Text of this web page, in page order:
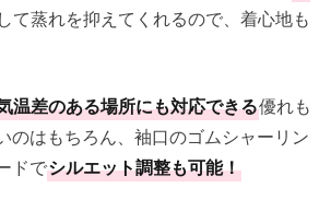
て蒸れを抑えてくれるので、着心地も
温差のある場所にも対応できる優れも
のはもちろん、袖口のゴムシャーリン
ドでシルエット調整も可能！